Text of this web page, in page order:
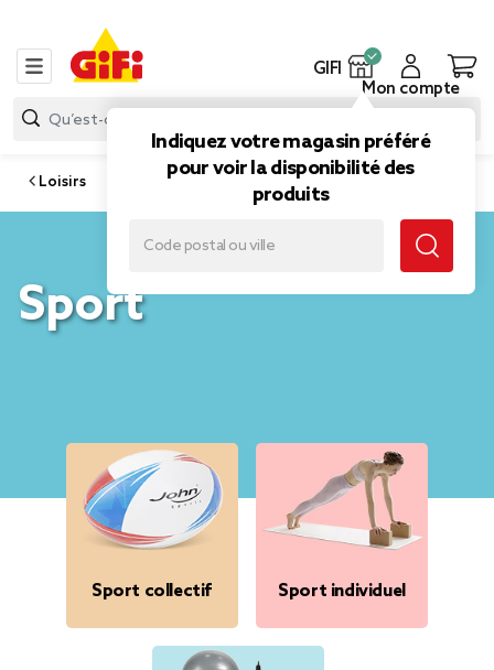
GIFI
Indiquez votre magasin préféré
pour voir la disponibilité des
produits
Mon compte
Loisirs
Sport
Sport collectif Sport individuel